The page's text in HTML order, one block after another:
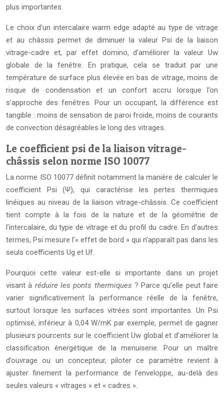
plus importantes.
Le choix d’un intercalaire warm edge adapté au type de vitrage
et au châssis permet de diminuer la valeur Psi de la liaison
vitrage-cadre et, par effet domino, d’améliorer la valeur Uw
globale de la fenêtre. En pratique, cela se traduit par une
température de surface plus élevée en bas de vitrage, moins de
risque de condensation et un confort accru lorsque l’on
s’approche des fenêtres. Pour un occupant, la différence est
tangible : moins de sensation de paroi froide, moins de courants
de convection désagréables le long des vitrages.
Le coefficient psi de la liaison vitrage-
châssis selon norme ISO 10077
La norme ISO 10077 définit notamment la manière de calculer le
coefficient Psi (Ψ), qui caractérise les pertes thermiques
linéiques au niveau de la liaison vitrage-châssis. Ce coefficient
tient compte à la fois de la nature et de la géométrie de
l’intercalaire, du type de vitrage et du profil du cadre. En d’autres
termes, Psi mesure l’« effet de bord » qui n’apparaît pas dans les
seuls coefficients Ug et Uf.
Pourquoi cette valeur est-elle si importante dans un projet
visant à réduire les ponts thermiques ? Parce qu’elle peut faire
varier significativement la performance réelle de la fenêtre,
surtout lorsque les surfaces vitrées sont importantes. Un Psi
optimisé, inférieur à 0,04 W/mK par exemple, permet de gagner
plusieurs pourcents sur le coefficient Uw global et d’améliorer la
classification énergétique de la menuiserie. Pour un maître
d’ouvrage ou un concepteur, piloter ce paramètre revient à
ajuster finement la performance de l’enveloppe, au-delà des
seules valeurs « vitrages » et « cadres ».